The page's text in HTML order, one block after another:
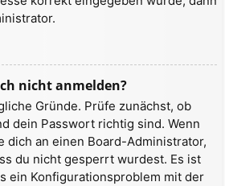
nicht anmelden?
Gründe. Prüfe zunächst, ob
dein Passwort richtig sind. Wenn
dich an einen Board-Administrator,
du nicht gesperrt wurdest. Es ist
ein Konfigurationsproblem mit der